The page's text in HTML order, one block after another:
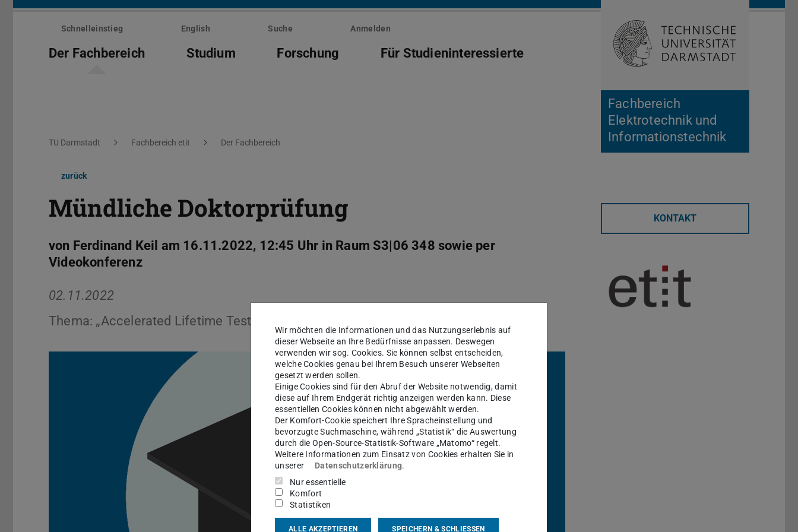
Menü
überspringen
Fachbereich
Elektrotechnik und
Informationstechnik
Schnelleinstieg English Suche Anmelden
Der Fachbereich Studium Forschung Für Studieninteressierte Suche öffnen
Sie befinden sich hier:
TU Darmstadt Fachbereich etit Der Fachbereich
zurück
Mündliche Doktorprüfung
von Ferdinand Keil am 16.11.2022, 12:45 Uhr in Raum S3|06 348 sowie per
Videokonferenz
02.11.2022
Thema: „Accelerated Lifetime Testing of Off-Line LED Drivers"
KONTAKT
Wir möchten die Informationen und das Nutzungserlebnis auf
dieser Webseite an Ihre Bedürfnisse anpassen. Deswegen
verwenden wir sog. Cookies. Sie können selbst entscheiden,
welche Cookies genau bei Ihrem Besuch unserer Webseiten
gesetzt werden sollen.
Einige Cookies sind für den Abruf der Website notwendig, damit
diese auf Ihrem Endgerät richtig anzeigen werden kann. Diese
essentiellen Cookies können nicht abgewählt werden.
Der Komfort-Cookie speichert Ihre Spracheinstellung und
bevorzugte Suchmaschine, während „Statistik“ die Auswertung
durch die Open-Source-Statistik-Software „Matomo“ regelt.
Weitere Informationen zum Einsatz von Cookies erhalten Sie in
unserer
Datenschutzerklärung.
Nur essentielle
Komfort
Statistiken
ALLE AKZEPTIEREN SPEICHERN & SCHLIESSEN